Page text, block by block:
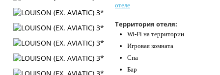
отеле
Территория отеля:
Wi-Fi на территории
Игровая комната
Спа
Бар